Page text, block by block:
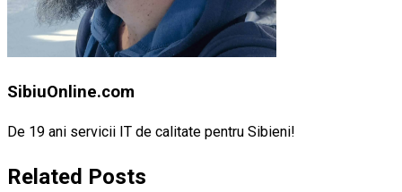
SibiuOnline.com
De 19 ani servicii IT de calitate pentru Sibieni!
Related Posts